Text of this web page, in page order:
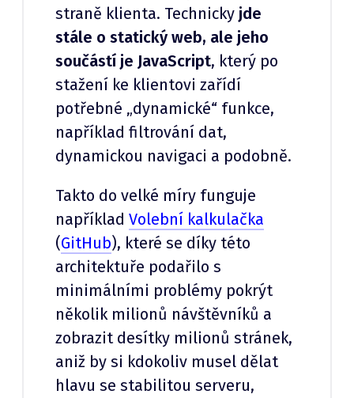
straně klienta. Technicky jde
stále o statický web, ale jeho
součástí je JavaScript, který po
stažení ke klientovi zařídí
potřebné „dynamické“ funkce,
například filtrování dat,
dynamickou navigaci a podobně.
Takto do velké míry funguje
například Volební kalkulačka
(GitHub), které se díky této
architektuře podařilo s
minimálními problémy pokrýt
několik milionů návštěvníků a
zobrazit desítky milionů stránek,
aniž by si kdokoliv musel dělat
hlavu se stabilitou serveru,